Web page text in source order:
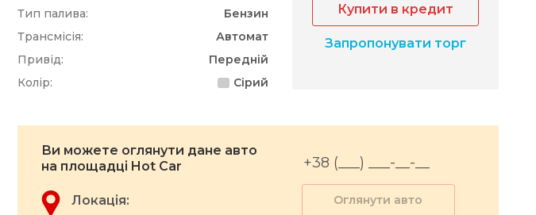
Тип палива:
Бензин
Трансмісія:
Автомат
Привід:
Передній
Колір:
Сірий
Купити в кредит
Запропонувати торг
Ви можете оглянути дане авто
на площадці Hot Car
Локація: Оглянути авто